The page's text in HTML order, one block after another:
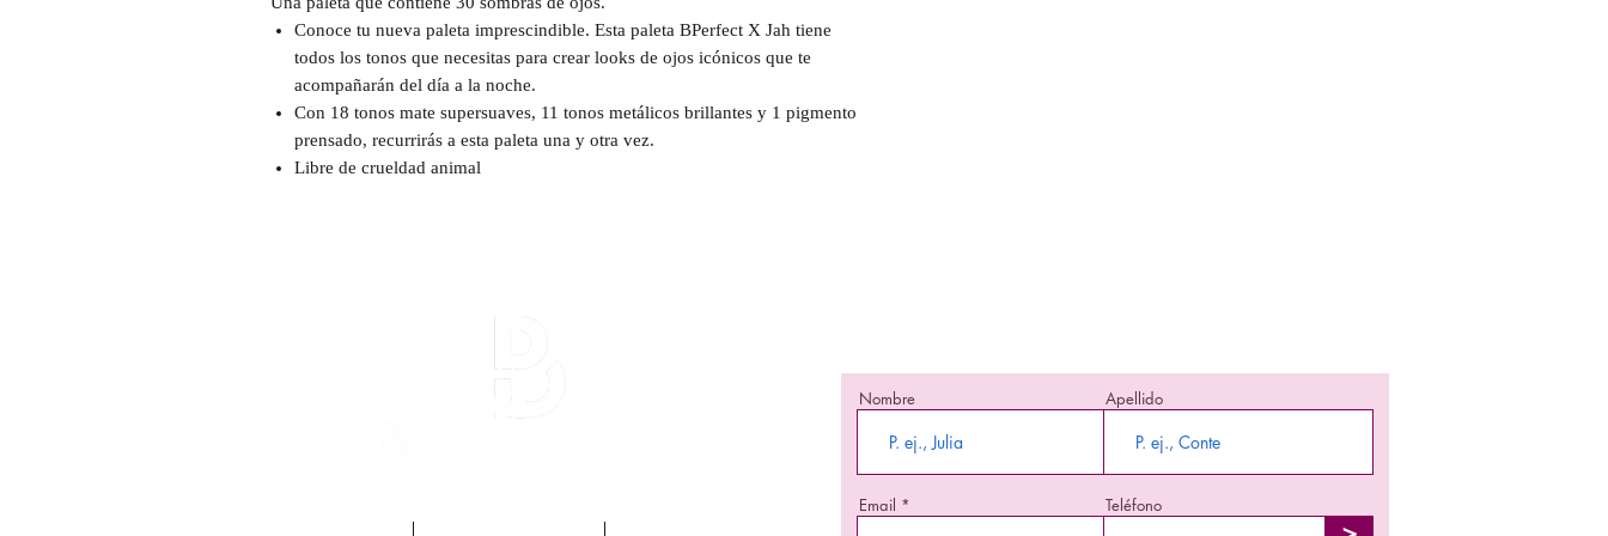
Conoce tu nueva paleta imprescindible. Esta paleta BPerfect X Jah tiene
todos los tonos que necesitas para crear looks de ojos icónicos que te
acompañarán del día a la noche.
Con 18 tonos mate supersuaves, 11 tonos metálicos brillantes y 1 pigmento
prensado, recurrirás a esta paleta una y otra vez.
Libre de crueldad animal
Nombre Apellido
Email Teléfono